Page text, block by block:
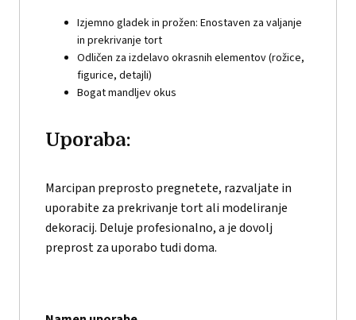
Izjemno gladek in prožen: Enostaven za valjanje
in prekrivanje tort
Odličen za izdelavo okrasnih elementov (rožice,
figurice, detajli)
Bogat mandljev okus
Uporaba:
Marcipan preprosto pregnetete, razvaljate in
uporabite za prekrivanje tort ali modeliranje
dekoracij. Deluje profesionalno, a je dovolj
preprost za uporabo tudi doma.